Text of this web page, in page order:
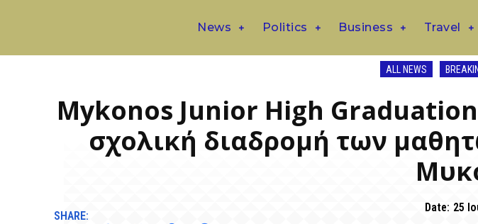
News Politics Business Travel
ALL NEWS
Mykonos Junior High
σχολική διαδρομή των
Date: 25
SHARE: